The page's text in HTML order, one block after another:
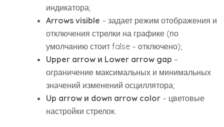
индикатора;
Arrows visible – задает режим отображения и
отключения стрелки на графике (по
умолчанию стоит false – отключено);
Upper arrow и Lower arrow gap –
ограничение максимальных и минимальных
значений изменений осциллятора;
Up arrow и down arrow color – цветовые
настройки стрелок.